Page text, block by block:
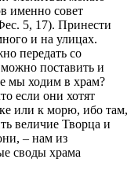
именно совет
5, 17). Принести
и на улицах.
передать со
поставить и
мы ходим в храм?
если они хотят
или к морю, ибо там,
величие Творца и
– нам из
своды храма